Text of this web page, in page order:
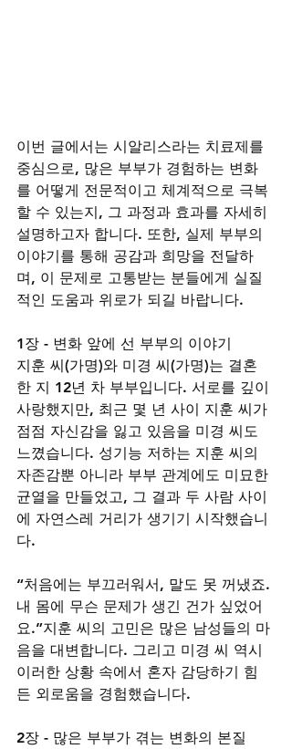
이번 글에서는 시알리스라는 치료제를
중심으로, 많은 부부가 경험하는 변화
를 어떻게 전문적이고 체계적으로 극복
할 수 있는지, 그 과정과 효과를 자세히
설명하고자 합니다. 또한, 실제 부부의
이야기를 통해 공감과 희망을 전달하
며, 이 문제로 고통받는 분들에게 실질
적인 도움과 위로가 되길 바랍니다.
1장 - 변화 앞에 선 부부의 이야기
지훈 씨(가명)와 미경 씨(가명)는 결혼
한 지 12년 차 부부입니다. 서로를 깊이
사랑했지만, 최근 몇 년 사이 지훈 씨가
점점 자신감을 잃고 있음을 미경 씨도
느꼈습니다. 성기능 저하는 지훈 씨의
자존감뿐 아니라 부부 관계에도 미묘한
균열을 만들었고, 그 결과 두 사람 사이
에 자연스레 거리가 생기기 시작했습니
다.
“처음에는 부끄러워서, 말도 못 꺼냈죠.
내 몸에 무슨 문제가 생긴 건가 싶었어
요.”지훈 씨의 고민은 많은 남성들의 마
음을 대변합니다. 그리고 미경 씨 역시
이러한 상황 속에서 혼자 감당하기 힘
든 외로움을 경험했습니다.
2장 - 많은 부부가 겪는 변화의 본질